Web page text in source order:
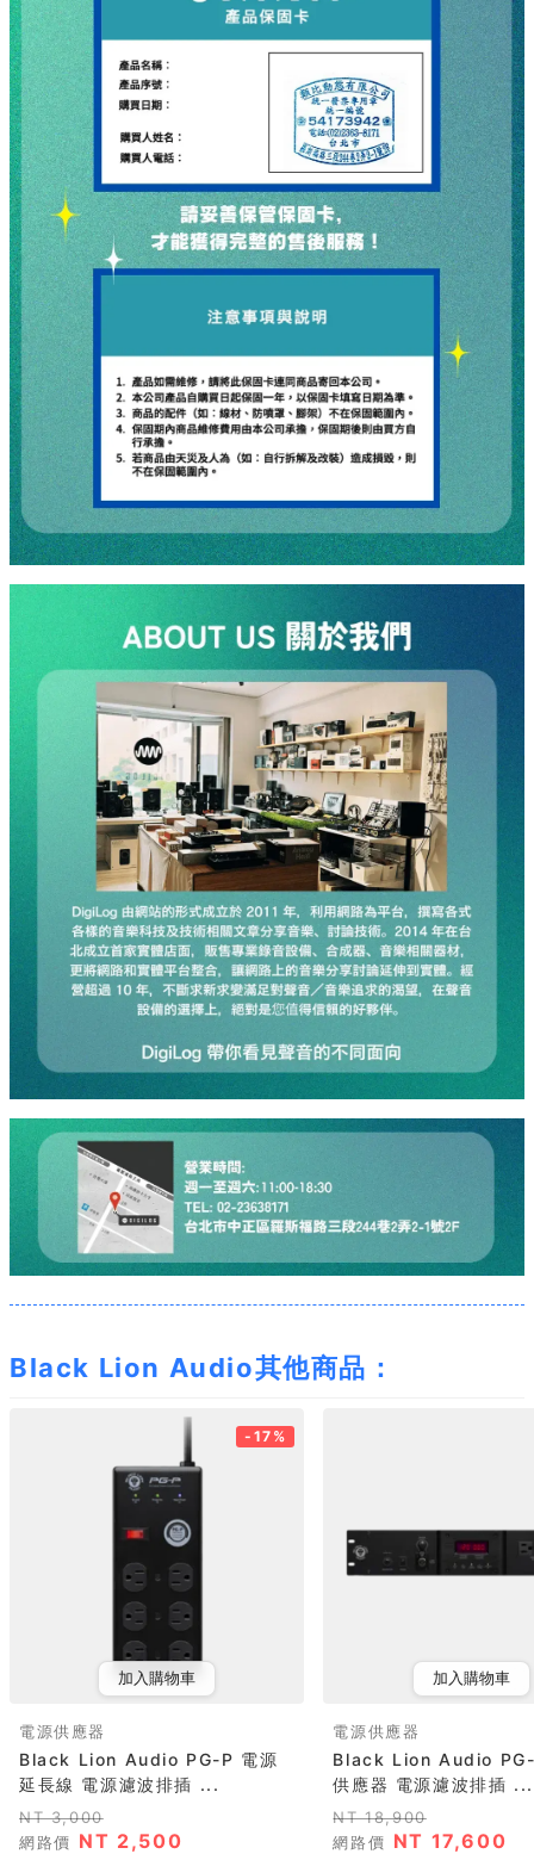
Black Lion Audio其他商品：
-17%
加入購物車
電源供應器
Black Lion Audio PG-P 電源
延長線 電源濾波排插 ...
NT 3,000
網路價 NT 2,500
加入購物車
電源供應器
Black Lion Audio
供應器 電源濾波排插 ...
NT 18,900
網路價 NT 17,600